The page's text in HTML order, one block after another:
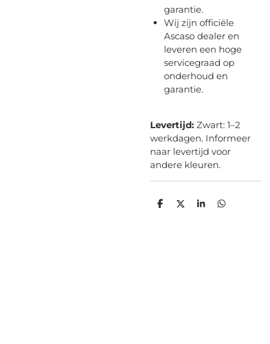
garantie.
Wij zijn officiële
Ascaso dealer en
leveren een hoge
servicegraad op
onderhoud en
garantie.
Levertijd: Zwart: 1–2
werkdagen. Informeer
naar levertijd voor
andere kleuren.
D
D
S
D